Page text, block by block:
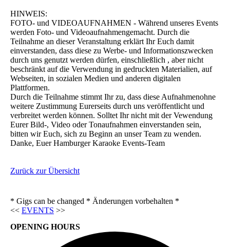
HINWEIS:
FOTO- und VIDEOAUFNAHMEN - Während unseres Events
werden Foto- und Videoaufnahmengemacht. Durch die
Teilnahme an dieser Veranstaltung erklärt Ihr Euch damit
einverstanden, dass diese zu Werbe- und Informationszwecken
durch uns genutzt werden dürfen, einschließlich , aber nicht
beschränkt auf die Verwendung in gedruckten Materialien, auf
Webseiten, in sozialen Medien und anderen digitalen
Plattformen.
Durch die Teilnahme stimmt Ihr zu, dass diese Aufnahmenohne
weitere Zustimmung Eurerseits durch uns veröffentlicht und
verbreitet werden können. Solltet Ihr nicht mit der Vewendung
Eurer Bild-, Video oder Tonaufnahmen einverstanden sein,
bitten wir Euch, sich zu Beginn an unser Team zu wenden.
Danke, Euer Hamburger Karaoke Events-Team
Zurück zur Übersicht
* Gigs can be changed * Änderungen vorbehalten *
<< EVENTS >>
OPENING HOURS